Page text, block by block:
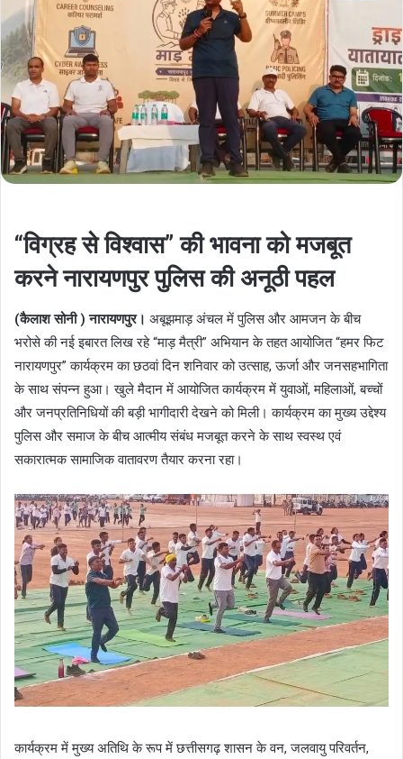
“विग्रह से विश्वास” की भावना को मजबूत
करने नारायणपुर पुलिस की अनूठी पहल
(कैलाश सोनी ) नारायणपुर। अबूझमाड़ अंचल में पुलिस और आमजन के बीच
भरोसे की नई इबारत लिख रहे “माड़ मैत्री” अभियान के तहत आयोजित “हमर फिट
नारायणपुर” कार्यक्रम का छठवां दिन शनिवार को उत्साह, ऊर्जा और जनसहभागिता
के साथ संपन्न हुआ। खुले मैदान में आयोजित कार्यक्रम में युवाओं, महिलाओं, बच्चों
और जनप्रतिनिधियों की बड़ी भागीदारी देखने को मिली। कार्यक्रम का मुख्य उद्देश्य
पुलिस और समाज के बीच आत्मीय संबंध मजबूत करने के साथ स्वस्थ एवं
सकारात्मक सामाजिक वातावरण तैयार करना रहा।
कार्यक्रम में मुख्य अतिथि के रूप में छत्तीसगढ़ शासन के वन, जलवायु परिवर्तन,